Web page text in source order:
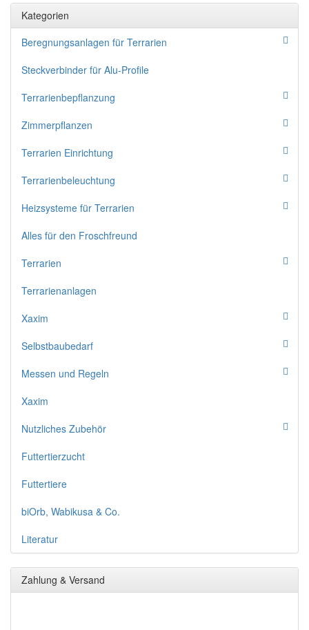
Kategorien
Beregnungsanlagen für Terrarien
Steckverbinder für Alu-Profile
Terrarienbepflanzung
Zimmerpflanzen
Terrarien Einrichtung
Terrarienbeleuchtung
Heizsysteme für Terrarien
Alles für den Froschfreund
Terrarien
Terrarienanlagen
Xaxim
Selbstbaubedarf
Messen und Regeln
Xaxim
Nutzliches Zubehör
Futtertierzucht
Futtertiere
biOrb, Wabikusa & Co.
Literatur
Zahlung & Versand